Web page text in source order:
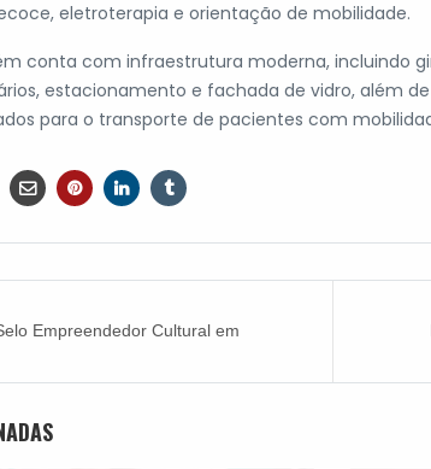
eletroterapia e orientação de mobilidade.
conta com infraestrutura moderna, incluindo
estacionamento e fachada de vidro, além
para o transporte de pacientes com
Empreendedor Cultural em